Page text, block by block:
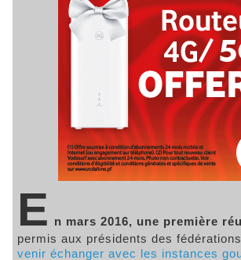
E n mars 2016, une première
permis aux présidents des
venir échanger avec les instances